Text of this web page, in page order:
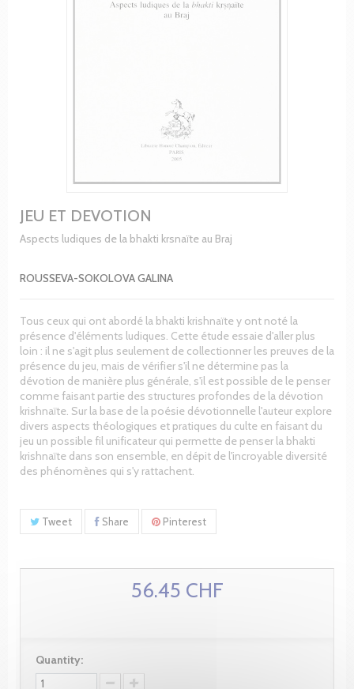
JEU ET DEVOTION
Aspects ludiques de la bhakti krsnaïte au Braj
ROUSSEVA-SOKOLOVA GALINA
Tous ceux qui ont abordé la bhakti krishnaïte y ont noté la
présence d'éléments ludiques. Cette étude essaie d'aller plus
loin : il ne s'agit plus seulement de collectionner les preuves de la
présence du jeu, mais de vérifier s'il ne détermine pas la
dévotion de manière plus générale, s'il est possible de le penser
comme faisant partie des structures profondes de la dévotion
krishnaïte. Sur la base de la poésie dévotionnelle l'auteur explore
divers aspects théologiques et pratiques du culte en faisant du
jeu un possible fil unificateur qui permette de penser la bhakti
krishnaïte dans son ensemble, en dépit de l'incroyable diversité
des phénomènes qui s'y rattachent.
Tweet Share Pinterest
56.45 CHF
Quantity: